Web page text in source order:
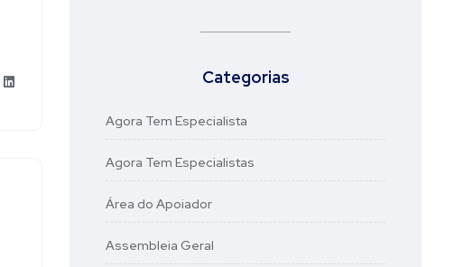
Categorias
Agora Tem Especialista
Agora Tem Especialistas
Área do Apoiador
Assembleia Geral